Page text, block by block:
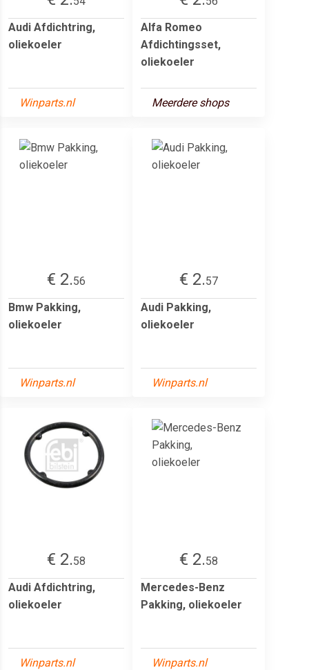
Audi Afdichtring,
oliekoeler
Winparts.nl
Alfa Romeo
Afdichtingsset,
oliekoeler
Meerdere shops
€ 2.56
Bmw Pakking,
oliekoeler
Winparts.nl
€ 2.57
Audi Pakking,
oliekoeler
Winparts.nl
€ 2.58
Audi Afdichtring,
oliekoeler
Winparts.nl
€ 2.58
Mercedes-Benz
Pakking, oliekoeler
Winparts.nl